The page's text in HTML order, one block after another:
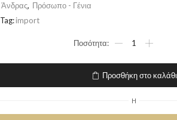
Άνδρας, Πρόσωπο - Γένια
Tag:import
Προσθήκη στο καλάθι
H